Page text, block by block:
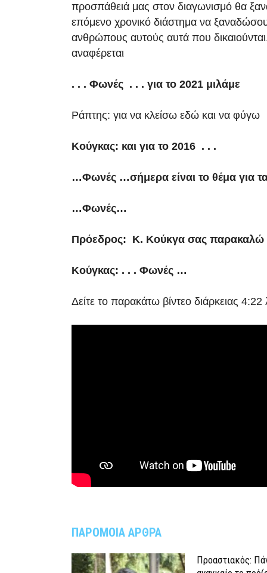
προσπάθειά μας στον διαγωνισμό θα
επόμενο χρονικό διάστημα να
ανθρώπους αυτούς αυτά που
αναφέρεται
. . . Φωνές . . . για το 2021 μιλάμε
Ράπτης: για να κλείσω εδώ και να φύγω
Κούγκας: και για το 2016 . . .
…Φωνές …σήμερα είναι το θέμα για
…Φωνές…
Πρόεδρος: Κ. Κούκγα σας παρακαλώ
Κούγκας: . . . Φωνές …
Δείτε το παρακάτω βίντεο διάρκειας
ΠΑΡΟΜΟΙΑ ΑΡΘΡΑ
Προαστιακός: